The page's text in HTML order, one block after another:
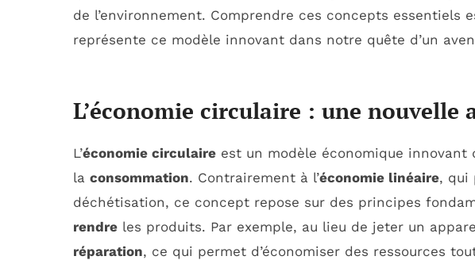
de l’environnement. Comprendre ces concepts
représente ce modèle innovant dans notre quête d’un
L’économie circulaire : une
L’économie circulaire est un modèle économique
la consommation. Contrairement à l’économie linéaire, qui
déchétisation, ce concept repose sur des principes
rendre les produits. Par exemple, au lieu de jeter un
réparation, ce qui permet d’économiser des ressources